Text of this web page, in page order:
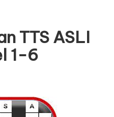
TTS ASLI
1-6